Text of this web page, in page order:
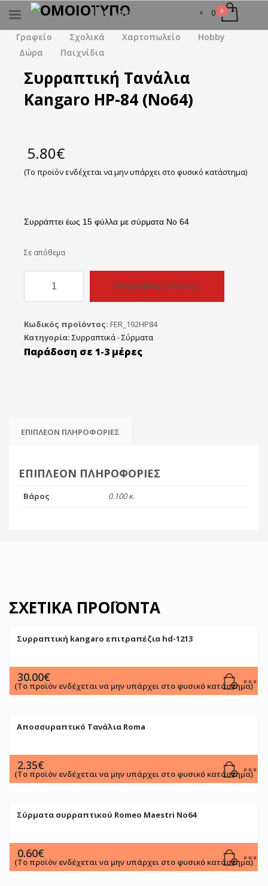
ΑΝΑΖΉΤΗΣΗ
Γραφείο
Σχολικά Χαρτοπωλείο
Hobby
Δώρα
Παιχνίδια
Ο λογαριασμός μου 0
Συρραπτική Τανάλια
Kangaro HP-84 (No64)
5.80€
(Το προϊόν ενδέχεται να μην υπάρχει στο φυσικό κατάστημα)
Συρράπτει έως 15 φύλλα με σύρματα No 64
Σε απόθεμα
Τανάλια
Kangaro
84
(No64)
ποσότητα
ΠΡΟΣΘΉΚΗ ΣΤΟ ΚΑΛΆΘΙ
Κωδικός προϊόντος: FER_192HP84
Κατηγορία: Συρραπτικά - Σύρματα
Παράδοση σε 1-3 μέρες
ΕΠΙΠΛΈΟΝ ΠΛΗΡΟΦΟΡΊΕΣ
ΕΠΙΠΛΈΟΝ ΠΛΗΡΟΦΟΡΊΕΣ
Βάρος 0.100 κ.
ΣΧΕΤΙΚΆ ΠΡΟΪΌΝΤΑ
Συρραπτική kangaro επιτραπέζια hd-1213
30.00€
(Το προϊόν ενδέχεται να μην υπάρχει στο φυσικό κατάστημα)
Αποσσυραπτικό Τανάλια Roma
2.35€
(Το προϊόν ενδέχεται να μην υπάρχει στο φυσικό κατάστημα)
Σύρματα συρραπτικού Romeo Maestri No64
0.60€
(Το προϊόν ενδέχεται να μην υπάρχει στο φυσικό κατάστημα)